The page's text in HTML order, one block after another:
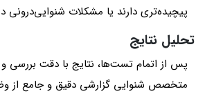
پیچیده‌تری دارند یا مشکلات شنوایی‌درونی
تحلیل نتایج
پس از اتمام تست‌ها، نتایج با دقت بررسی
متخصص شنوایی‌ گزارشی دقیق و جامع از